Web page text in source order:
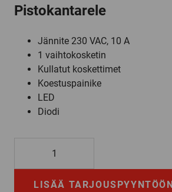
Pistokantarele
Jännite 230 VAC, 10 A
1 vaihtokosketin
Kullatut koskettimet
Koestuspainike
LED
Diodi
LISÄÄ TARJOUSPYYNTÖÖN